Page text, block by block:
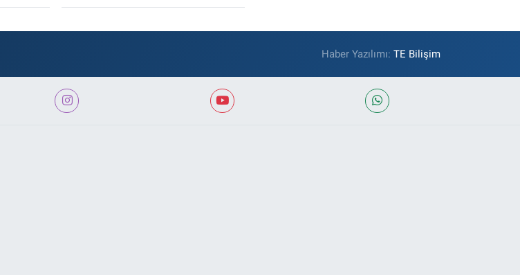
Haber Yazılımı:TE Bilişim